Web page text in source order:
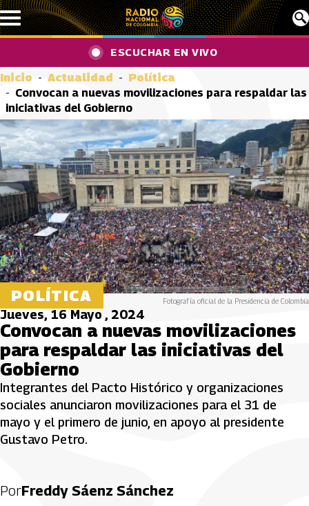
Pasar al contenido principal
ESCUCHAR EN VIVO
Inicio Actualidad
Política
Convocan a nuevas movilizaciones para respaldar las
iniciativas del Gobierno
POLÍTICA Fotografía oficial de la Presidencia de Colombia
Jueves, 16 Mayo , 2024
Convocan a nuevas movilizaciones
para respaldar las iniciativas del
Gobierno
Integrantes del Pacto Histórico y organizaciones
sociales anunciaron movilizaciones para el 31 de
mayo y el primero de junio, en apoyo al presidente
Gustavo Petro.
PorFreddy Sáenz Sánchez